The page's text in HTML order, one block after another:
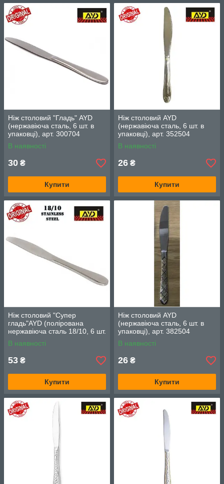
Ніж столовий "Гладь" AYD
(нержавіюча сталь, 6 шт. в
упаковці), арт. 300704
В наявності
30 ₴
Купити
Ніж столовий AYD
(нержавіюча сталь, 6 шт. в
упаковці), арт. 352504
В наявності
26 ₴
Купити
Ніж столовий "Супер
гладь"AYD (полірована
нержавіюча сталь 18/10, 6 шт.
в упаковці), арт. 301804
В наявності
53 ₴
Купити
Ніж столовий AYD
(нержавіюча сталь, 6 шт. в
упаковці), арт. 382504
В наявності
26 ₴
Купити